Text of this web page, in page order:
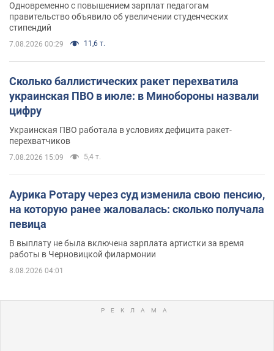
Одновременно с повышением зарплат педагогам
правительство объявило об увеличении студенческих
стипендий
7.08.2026 00:29 11,6 т.
Сколько баллистических ракет перехватила
украинская ПВО в июле: в Минобороны назвали
цифру
Украинская ПВО работала в условиях дефицита ракет-
перехватчиков
7.08.2026 15:09 5,4 т.
Аурика Ротару через суд изменила свою пенсию,
на которую ранее жаловалась: сколько получала
певица
В выплату не была включена зарплата артистки за время
работы в Черновицкой филармонии
8.08.2026 04:01